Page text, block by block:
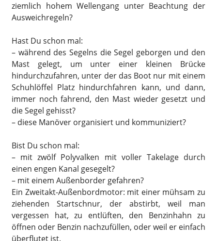
ziemlich hohem Wellengang unter Beachtung der
Ausweichregeln?
Hast Du schon mal:
– während des Segelns die Segel geborgen und den
Mast gelegt, um unter einer kleinen Brücke
hindurchzufahren, unter der das Boot nur mit einem
Schuhlöffel Platz hindurchfahren kann, und dann,
immer noch fahrend, den Mast wieder gesetzt und
die Segel gehisst?
– diese Manöver organisiert und kommuniziert?
Bist Du schon mal:
– mit zwölf Polyvalken mit voller Takelage durch
einen engen Kanal gesegelt?
– mit einem Außenborder gefahren?
Ein Zweitakt-Außenbordmotor: mit einer mühsam zu
ziehenden Startschnur, der abstirbt, weil man
vergessen hat, zu entlüften, den Benzinhahn zu
öffnen oder Benzin nachzufüllen, oder weil er einfach
überflutet ist.